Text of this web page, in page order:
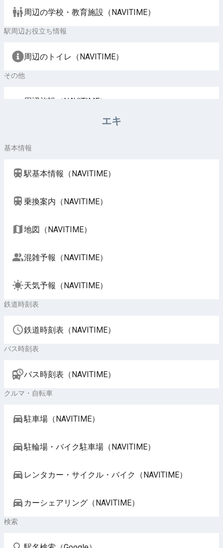
周辺の学校・教育施設（NAVITIME）
駅周辺お役立ち情報
周辺のトイレ（NAVITIME）
その他
周辺施設（NAVITIME）
エキ
基本情報
駅基本情報（NAVITIME）
乗換案内（NAVITIME）
地図（NAVITIME）
混雑予報（NAVITIME）
天気予報（NAVITIME）
鉄道時刻表
鉄道時刻表（NAVITIME）
バス時刻表
バス時刻表（NAVITIME）
クルマ・自転車
駐車場（NAVITIME）
駐輪場・バイク駐車場（NAVITIME）
レンタカー・サイクル・バイク（NAVITIME）
カーシェアリング（NAVITIME）
検索